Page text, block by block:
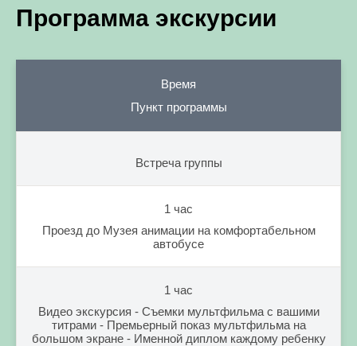
Программа экскурсии
Время
Пункт программы
Встреча группы
1 час
Проезд до Музея анимации на комфортабельном
автобусе
1 час
Видео экскурсия - Съемки мультфильма с вашими
титрами - Премьерный показ мультфильма на
большом экране - Именной диплом каждому ребенку